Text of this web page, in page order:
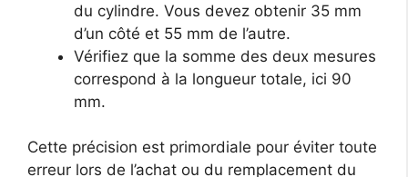
du cylindre. Vous devez obtenir 35 mm
d’un côté et 55 mm de l’autre.
Vérifiez que la somme des deux mesures
correspond à la longueur totale, ici 90
mm.
Cette précision est primordiale pour éviter toute
erreur lors de l’achat ou du remplacement du